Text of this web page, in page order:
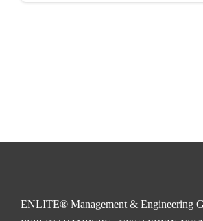
ENLITE® Management & Engineering